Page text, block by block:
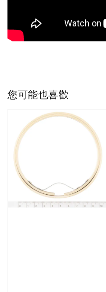
您可能也喜歡